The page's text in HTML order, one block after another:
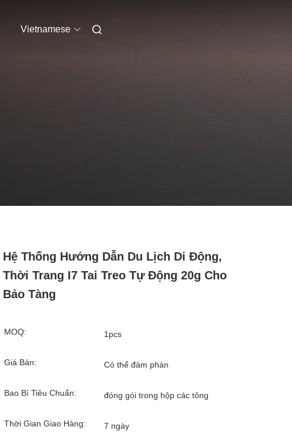
Vietnamese
Hệ Thống Hướng Dẫn Du Lịch Di Động,
Thời Trang I7 Tai Treo Tự Động 20g Cho
Bảo Tàng
MOQ: 1pcs
Giá Bán: Có thể đàm phán
Bao Bì Tiêu Chuẩn: đóng gói trong hộp các tông
Thời Gian Giao Hàng: 7 ngày